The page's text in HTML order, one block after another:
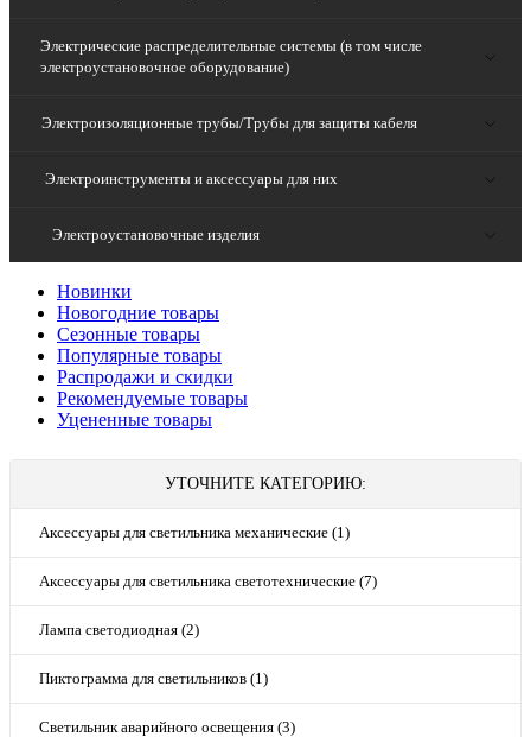
Электрические распределительные системы (в том числе
электроустановочное оборудование)
Электроизоляционные трубы/Трубы для защиты кабеля
Электроинструменты и аксессуары для них
Электроустановочные изделия
Новинки
Новогодние товары
Сезонные товары
Популярные товары
Распродажи и скидки
Рекомендуемые товары
Уцененные товары
УТОЧНИТЕ КАТЕГОРИЮ:
Аксессуары для светильника механические (1)
Аксессуары для светильника светотехнические (7)
Лампа светодиодная (2)
Пиктограмма для светильников (1)
Светильник аварийного освещения (3)